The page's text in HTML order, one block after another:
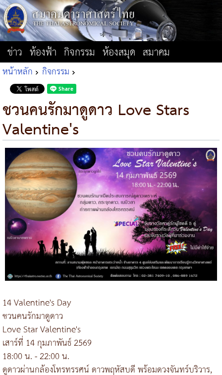
ข่าว ท้องฟ้า กิจกรรม ห้องสมุด สมาคม
หน้าหลัก กิจกรรม
ชวนคนรักมาดูดาว Love Stars
Valentine's
14 Valentine's Day
ชวนคนรักมาดูดาว
Love Star Valentine's
เสาร์ที่ 14 กุมภาพันธ์ 2569
18:00 น. - 22:00 น.
ดูดาวผ่านกล้องโทรทรรศน์ ดาวพฤหัสบดี พร้อมดวงจันทร์บริวาร,